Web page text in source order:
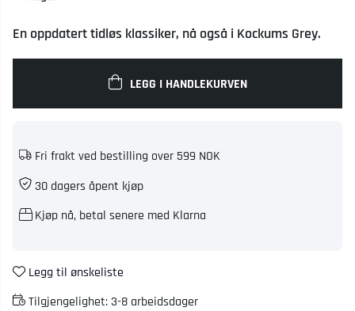
En oppdatert tidløs klassiker, nå også i Kockums Grey.
LEGG I HANDLEKURVEN
Fri frakt ved bestilling over 599 NOK
30 dagers åpent kjøp
Kjøp nå, betal senere med Klarna
Legg til ønskeliste
Tilgjengelighet:3-8 arbeidsdager